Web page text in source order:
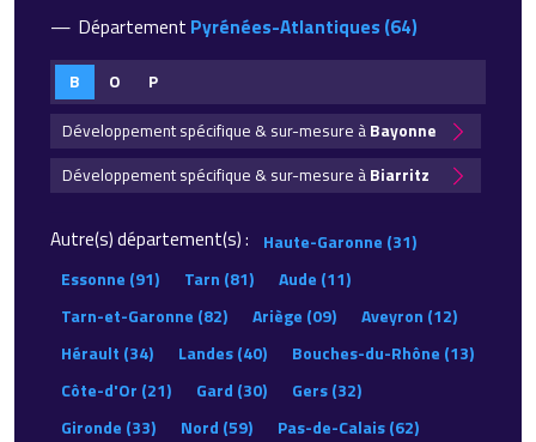
Département Pyrénées-Atlantiques (64)
B O P
Développement spécifique & sur-mesure à Bayonne
Développement spécifique & sur-mesure à Biarritz
Autre(s) département(s) :
Haute-Garonne (31)
Essonne (91)
Tarn (81)
Aude (11)
Tarn-et-Garonne (82)
Ariège (09)
Aveyron (12)
Hérault (34)
Landes (40)
Bouches-du-Rhône (13)
Côte-d'Or (21)
Gard (30)
Gers (32)
Gironde (33)
Nord (59)
Pas-de-Calais (62)